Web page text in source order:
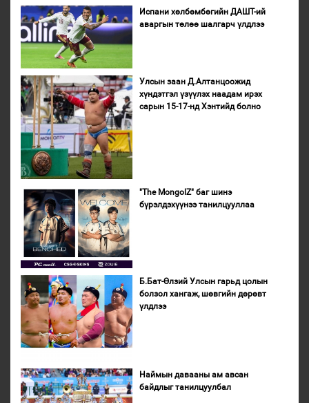
Испани хөлбөмбөгийн ДАШТ-ий
аваргын төлөө шалгарч үлдлээ
Улсын заан Д.Алтанцоожид
хүндэтгэл үзүүлэх наадам ирэх
сарын 15-17-нд Хэнтийд болно
"The MongolZ" баг шинэ
бүрэлдэхүүнээ танилцууллаа
Б.Бат-Өлзий Улсын гарьд цолын
болзол хангаж, шөвгийн дөрөвт
үлдлээ
Наймын давааны ам авсан
байдлыг танилцуулбал